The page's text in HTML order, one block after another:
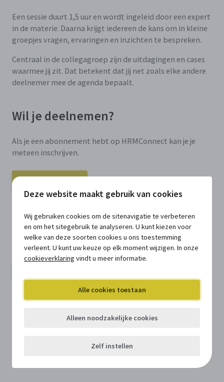
Deze website maakt gebruik van cookies
Wij gebruiken cookies om de sitenavigatie te verbeteren
en om het sitegebruik te analyseren. U kunt kiezen voor
welke van deze soorten cookies u ons toestemming
verleent. U kunt uw keuze op elk moment wijzigen. In onze
cookieverklaring vindt u meer informatie.
Alle cookies toestaan
Alleen noodzakelijke cookies
Zelf instellen
Een sessie duurt 1,5 uur en wordt ingeleid door een expert
in de materie. Daarna krijgt iedereen de kans om in kleine
groepjes vragen, ervaringen en inzichten te bespreken.
Centraal in de collegagroep zijn de uitdagingen en cases
waarmee jij zit. Dat betekent dat jij net zoals elke andere
deelnemer mee de agenda bepaalt.
Wil je deelnemen?
Als je een abonnement hebt op HRMConnect kan je je
meteen inschrijven.
kennisplatform HRMConnect? Vraag dan een vrijblijvende
demo of offerte aan! De collegagroep is exclusief voor
abonnees van HRMConnect.